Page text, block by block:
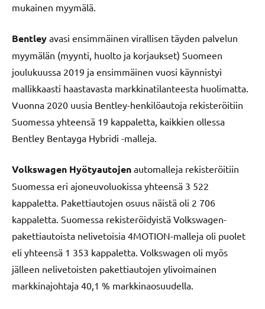
mukainen myymälä.
Bentley avasi ensimmäinen virallisen täyden palvelun
myymälän (myynti, huolto ja korjaukset) Suomeen
joulukuussa 2019 ja ensimmäinen vuosi käynnistyi
mallikkaasti haastavasta markkinatilanteesta huolimatta.
Vuonna 2020 uusia Bentley-henkilöautoja rekisteröitiin
Suomessa yhteensä 19 kappaletta, kaikkien ollessa
Bentley Bentayga Hybridi -malleja.
Volkswagen Hyötyautojen automalleja rekisteröitiin
Suomessa eri ajoneuvoluokissa yhteensä 3 522
kappaletta. Pakettiautojen osuus näistä oli 2 706
kappaletta. Suomessa rekisteröidyistä Volkswagen-
pakettiautoista nelivetoisia 4MOTION-malleja oli puolet
eli yhteensä 1 353 kappaletta. Volkswagen oli myös
jälleen nelivetoisten pakettiautojen ylivoimainen
markkinajohtaja 40,1 % markkinaosuudella.